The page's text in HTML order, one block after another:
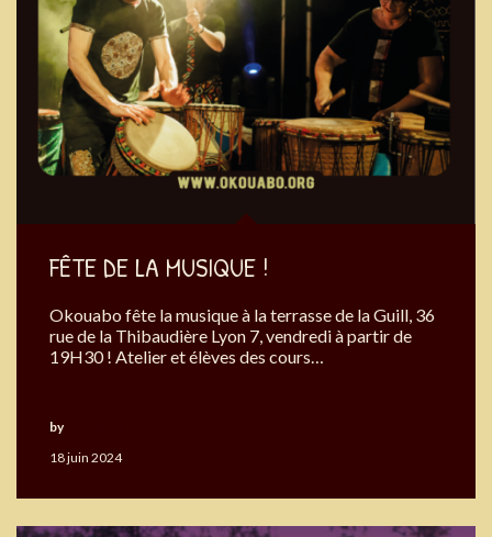
FÊTE DE LA MUSIQUE !
Okouabo fête la musique à la terrasse de la Guill, 36
rue de la Thibaudière Lyon 7, vendredi à partir de
19H30 ! Atelier et élèves des cours…
18 juin 2024
by